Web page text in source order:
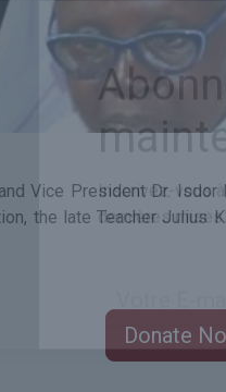
Vice President Dr.
the late Teacher Julius
Donate
Email Address